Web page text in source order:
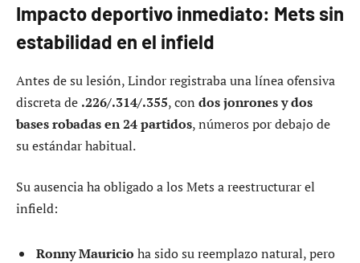
Impacto deportivo inmediato: Mets sin
estabilidad en el infield
Antes de su lesión, Lindor registraba una línea ofensiva
discreta de .226/.314/.355, con dos jonrones y dos
bases robadas en 24 partidos, números por debajo de
su estándar habitual.
Su ausencia ha obligado a los Mets a reestructurar el
infield:
Ronny Mauricio ha sido su reemplazo natural, pero